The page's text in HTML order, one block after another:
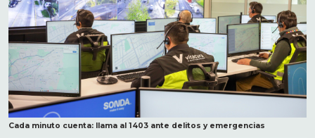
Cada minuto cuenta: llama al 1403 ante delitos y emergencias